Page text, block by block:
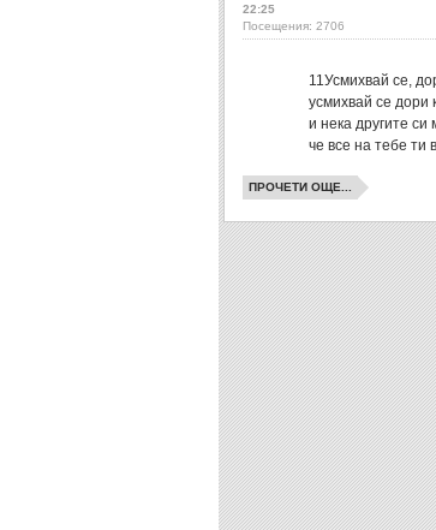
22:25
Посещения: 2706
11Усмихвай се,
усмихвай се дори
и нека другите си
че все на тебе ти
ПРОЧЕТИ ОЩЕ...